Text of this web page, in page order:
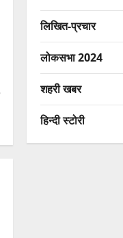
लिखित-प्रचार
लोकसभा 2024
शहरी खबर
हिन्दी स्टोरी